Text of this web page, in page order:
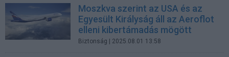
Moszkva szerint az USA és az
Egyesült Királyság áll az Aeroflot
elleni kibertámadás mögött
Biztonság | 2025.08.01 13:58